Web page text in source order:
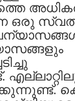
ഒരു